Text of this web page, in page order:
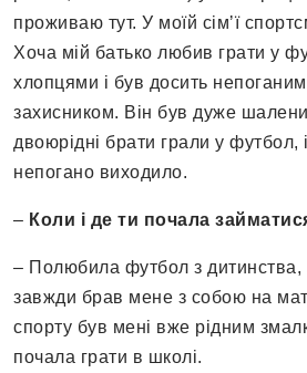
проживаю тут. У моїй сімʼї
Хоча мій батько любив грати у
хлопцями і був досить
захисником. Він був дуже
двоюрідні брати грали у футбол,
непогано виходило.
– Коли і де ти почала
– Полюбила футбол з дитинства,
завжди брав мене з собою на
спорту був мені вже рідним
почала грати в школі.